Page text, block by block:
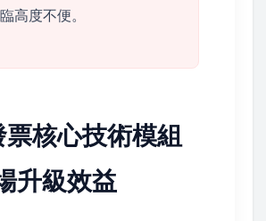
高度不便。
核心技術模組
升級效益